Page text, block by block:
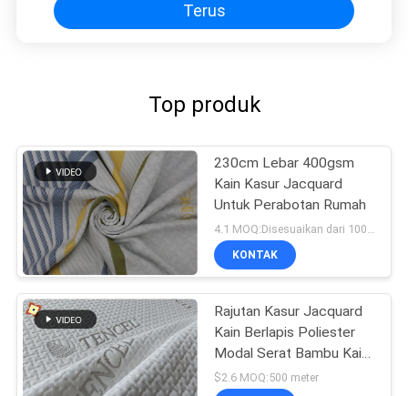
Terus
Top produk
230cm Lebar 400gsm
Kain Kasur Jacquard
Untuk Perabotan Rumah
4.1 MOQ:Disesuaikan dari 1000M
KONTAK
Rajutan Kasur Jacquard
Kain Berlapis Poliester
Modal Serat Bambu Kain
Bantal Memori
$2.6 MOQ:500 meter